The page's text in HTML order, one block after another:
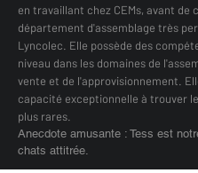
en travaillant chez CEMs, avant de
département d'assemblage très
Lyncolec. Elle possède des
niveau dans les domaines de
vente et de l'approvisionnement.
capacité exceptionnelle à trouver
plus rares.
Anecdote amusante : Tess est
chats attitrée.